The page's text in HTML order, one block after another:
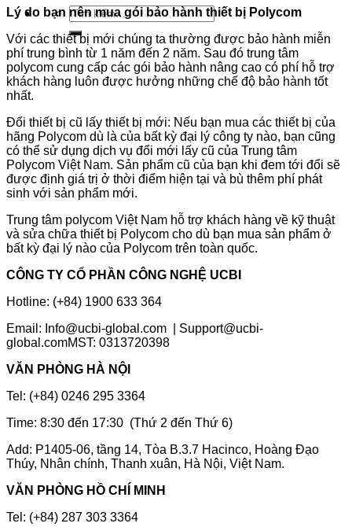
Tìm
kiếm:
Lý do bạn nên mua gói bảo hành thiết bị Polycom
Với các thiết bị mới chúng ta thường được bảo hành miễn
phí trung bình từ 1 năm đến 2 năm. Sau đó trung tâm
polycom cung cấp các gói bảo hành nâng cao có phí hỗ trợ
khách hàng luôn được hưởng những chế độ bảo hành tốt
nhất.
Đổi thiết bị cũ lấy thiết bị mới: Nếu bạn mua các thiết bị của
hãng Polycom dù là của bất kỳ đại lý công ty nào, bạn cũng
có thể sử dụng dịch vụ đổi mới lấy cũ của Trung tâm
Polycom Việt Nam. Sản phẩm cũ của bạn khi đem tới đổi sẽ
được định giá trị ở thời điểm hiện tại và bù thêm phí phát
sinh với sản phẩm mới.
Trung tâm polycom Việt Nam hỗ trợ khách hàng về kỹ thuật
và sửa chữa thiết bị Polycom cho dù bạn mua sản phẩm ở
bất kỳ đại lý nào của Polycom trên toàn quốc.
CÔNG TY CỔ PHẦN CÔNG NGHỆ UCBI
Hotline: (+84) 1900 633 364
Email: Info@ucbi-global.com | Support@ucbi-
global.comMST: 0313720398
VĂN PHÒNG HÀ NỘI
Tel: (+84) 0246 295 3364
Time: 8:30 đến 17:30 (Thứ 2 đến Thứ 6)
Add: P1405-06, tầng 14, Tòa B.3.7 Hacinco, Hoàng Đạo
Thúy, Nhân chính, Thanh xuân, Hà Nội, Việt Nam.
VĂN PHÒNG HỒ CHÍ MINH
Tel: (+84) 287 303 3364